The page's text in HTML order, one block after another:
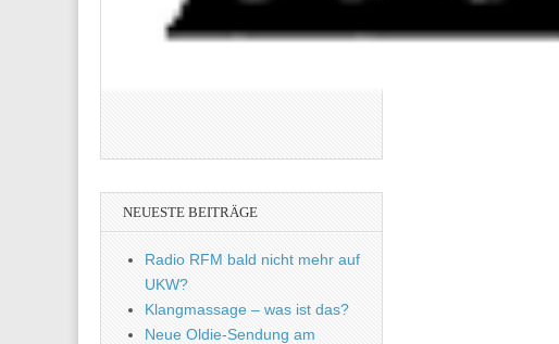
NEUESTE BEITRÄGE
Radio RFM bald nicht mehr auf
UKW?
Klangmassage – was ist das?
Neue Oldie-Sendung am